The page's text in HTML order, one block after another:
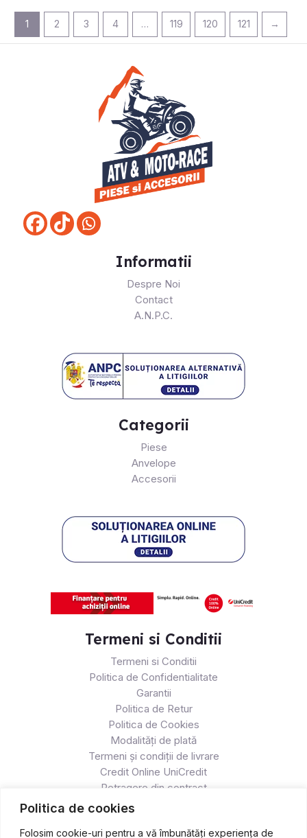
Politica de cookies
Folosim cookie-uri pentru a vă îmbunătăți experiența de
1 2 3 4 … 119 120 121 →
Informatii
Despre Noi
Contact
A.N.P.C.
Categorii
Piese
Anvelope
Accesorii
Termeni si Conditii
Termeni si Conditii
Politica de Confidentialitate
Garantii
Politica de Retur
Politica de Cookies
Modalități de plată
Termeni și condiții de livrare
Credit Online UniCredit
Retragere din contract